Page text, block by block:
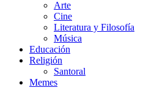
Arte
Cine
Literatura y Filosofía
Música
Educación
Religión
Santoral
Memes